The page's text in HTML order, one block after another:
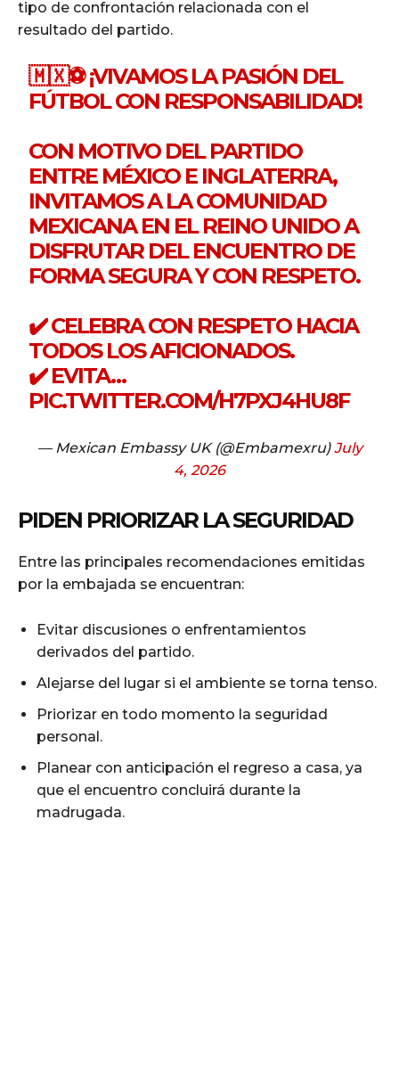
tipo de confrontación relacionada con el
resultado del partido.
🇲🇽⚽ ¡VIVAMOS LA PASIÓN DEL
FÚTBOL CON RESPONSABILIDAD!
CON MOTIVO DEL PARTIDO
ENTRE MÉXICO E INGLATERRA,
INVITAMOS A LA COMUNIDAD
MEXICANA EN EL REINO UNIDO A
DISFRUTAR DEL ENCUENTRO DE
FORMA SEGURA Y CON RESPETO.
✔️ CELEBRA CON RESPETO HACIA
TODOS LOS AFICIONADOS.
✔️ EVITA…
PIC.TWITTER.COM/H7PXJ4HU8F
— Mexican Embassy UK (@Embamexru)July
4, 2026
PIDEN PRIORIZAR LA SEGURIDAD
Entre las principales recomendaciones emitidas
por la embajada se encuentran:
Evitar discusiones o enfrentamientos
derivados del partido.
Alejarse del lugar si el ambiente se torna tenso.
Priorizar en todo momento la seguridad
personal.
Planear con anticipación el regreso a casa, ya
que el encuentro concluirá durante la
madrugada.